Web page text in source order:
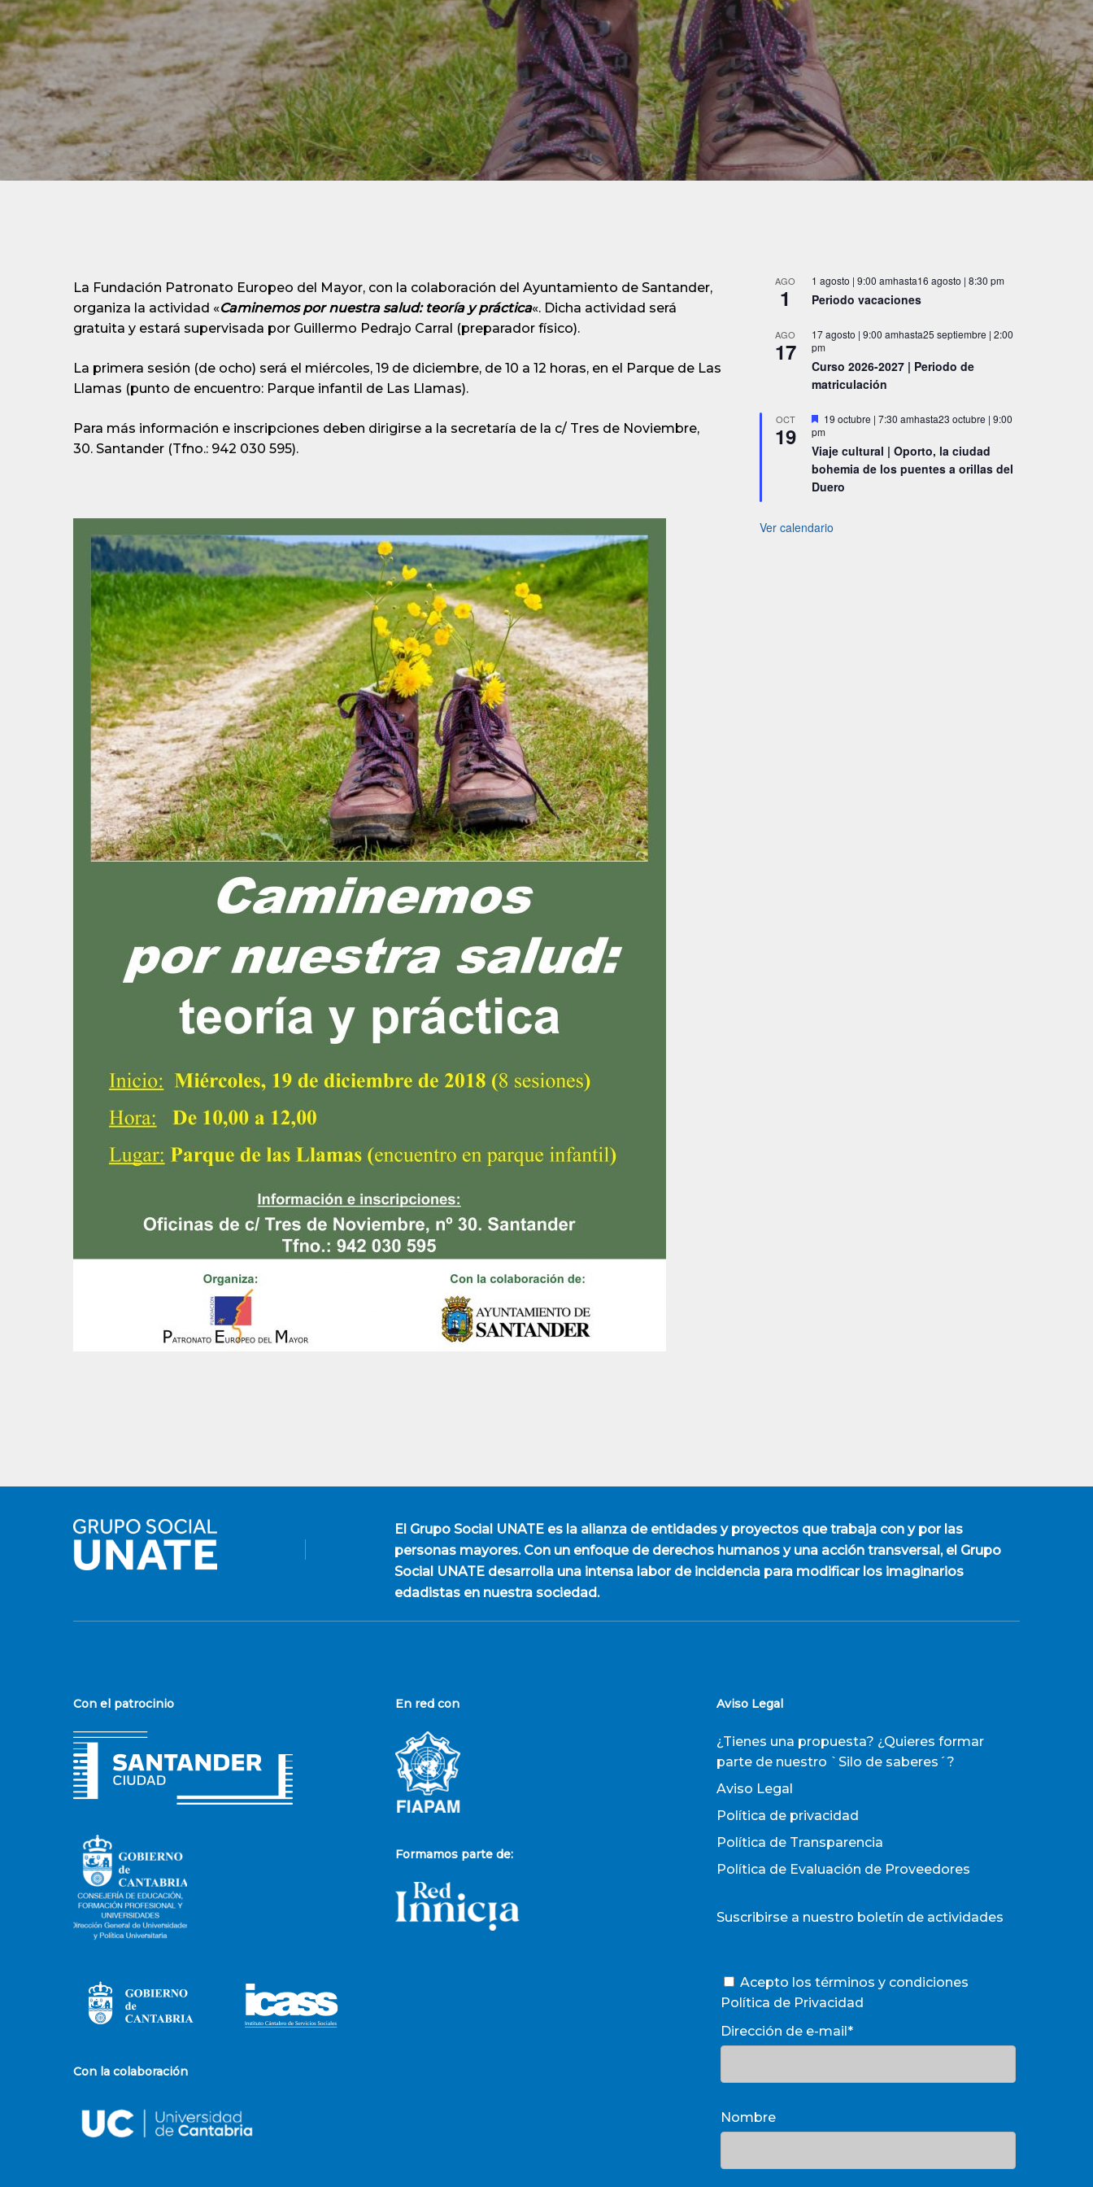
La Fundación Patronato Europeo del Mayor, con la colaboración del Ayuntamiento de Santander,
organiza la actividad «Caminemos por nuestra salud: teoría y práctica«. Dicha actividad será
gratuita y estará supervisada por Guillermo Pedrajo Carral (preparador físico).
La primera sesión (de ocho) será el miércoles, 19 de diciembre, de 10 a 12 horas, en el Parque de Las
Llamas (punto de encuentro: Parque infantil de Las Llamas).
Para más información e inscripciones deben dirigirse a la secretaría de la c/ Tres de Noviembre,
30. Santander (Tfno.: 942 030 595).
AGO
1
1 agosto | 9:00 amhasta16 agosto | 8:30 pm
Periodo vacaciones
AGO
17
17 agosto | 9:00 amhasta25 septiembre | 2:00
pm
Curso 2026-2027 | Periodo de
matriculación
OCT
19
Destacado
19 octubre | 7:30 amhasta23 octubre | 9:00
pm
Viaje cultural | Oporto, la ciudad
bohemia de los puentes a orillas del
Duero
Ver calendario
El Grupo Social UNATEes la alianza de entidades y proyectos que trabaja con y por las
personas mayores. Con un enfoque de derechos humanos y una acción transversal, el Grupo
Social UNATE desarrolla una intensa labor de incidencia para modificar los imaginarios
edadistas en nuestra sociedad.
Con el patrocinio
Con la colaboración
En red con
Formamos parte de:
Aviso Legal
¿Tienes una propuesta? ¿Quieres formar
parte de nuestro `Silo de saberes´?
Aviso Legal
Política de privacidad
Política de Transparencia
Política de Evaluación de Proveedores
Suscribirse a nuestro boletín de actividades
Acepto los términos y condiciones
Política de Privacidad
Dirección de e-mail*
Nombre